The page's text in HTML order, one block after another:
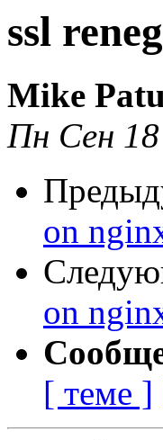
ssl
Mike
Пн Сен
on
on
[ теме ]